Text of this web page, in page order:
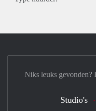
Niks leuks gevonden?
Studio's